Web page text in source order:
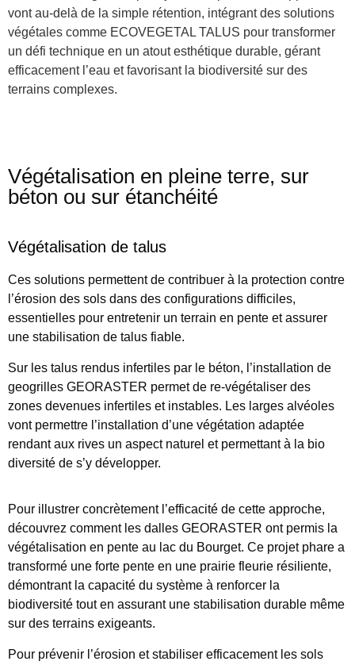
vont au-delà de la simple rétention, intégrant des solutions
végétales comme ECOVEGETAL TALUS pour transformer
un défi technique en un atout esthétique durable, gérant
efficacement l’eau et favorisant la biodiversité sur des
terrains complexes.
Végétalisation en pleine terre, sur
béton ou sur étanchéité
Végétalisation de talus
Ces solutions permettent de contribuer à la protection contre
l’érosion des sols dans des configurations difficiles,
essentielles pour entretenir un terrain en pente et assurer
une stabilisation de talus fiable.
Sur les talus rendus infertiles par le béton, l’installation de
geogrilles GEORASTER permet de re-végétaliser des
zones devenues infertiles et instables. Les larges alvéoles
vont permettre l’installation d’une végétation adaptée
rendant aux rives un aspect naturel et permettant à la bio
diversité de s’y développer.
Pour illustrer concrètement l’efficacité de cette approche,
découvrez comment les dalles GEORASTER ont permis la
végétalisation en pente au lac du Bourget. Ce projet phare a
transformé une forte pente en une prairie fleurie résiliente,
démontrant la capacité du système à renforcer la
biodiversité tout en assurant une stabilisation durable même
sur des terrains exigeants.
Pour prévenir l’érosion et stabiliser efficacement les sols